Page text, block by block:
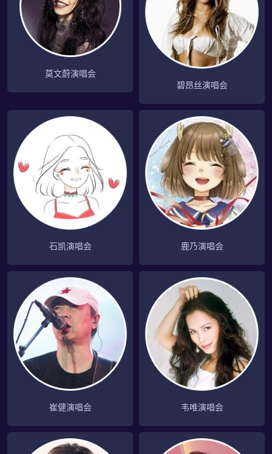
莫文蔚演唱会
碧昂丝演唱会
石凯演唱会 鹿乃演唱会
崔健演唱会 韦唯演唱会